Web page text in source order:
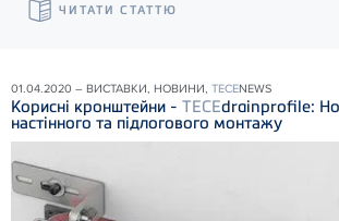
ЧИТАТИ СТАТТЮ
01.04.2020 – ВИСТАВКИ, НОВИНИ, TECENEWS
Корисні кронштейни - TECEdrainprofile:
настінного та підлогового монтажу